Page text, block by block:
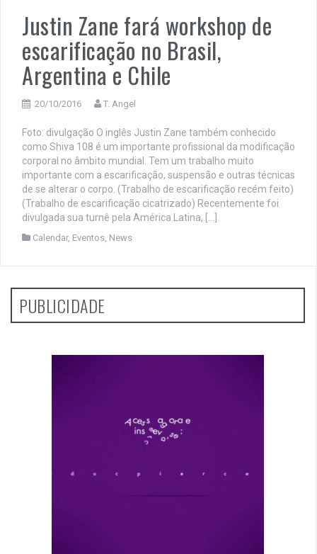
Justin Zane fará workshop de
escarificação no Brasil,
Argentina e Chile
20/10/2016 T. Angel
Foto: divulgação O inglês Justin Zane também conhecido
como Shiva 108 é um importante profissional da modificação
corporal no âmbito mundial. Tem um trabalho muito
importante com a escarificação, suspensão e outras técnicas
de se alterar o corpo. (Trabalho de escarificação recém feito)
(Trabalho de escarificação cicatrizado) Recentemente foi
divulgada sua turnê pela América Latina, […]
Calendar, Eventos, News
PUBLICIDADE